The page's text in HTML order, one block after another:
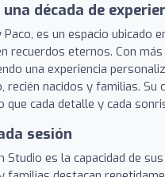
década de
es un espacio ubicado
eternos. Con
una experiencia
recién nacidos y familias.
cada detalle y cada
sesión
Studio es la capacidad de